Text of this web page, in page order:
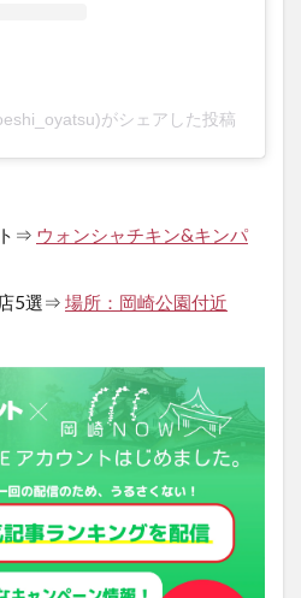
がシェアした投稿
⇒ ウォンシャチキン&キンパ
5選⇒ 場所：岡崎公園付近